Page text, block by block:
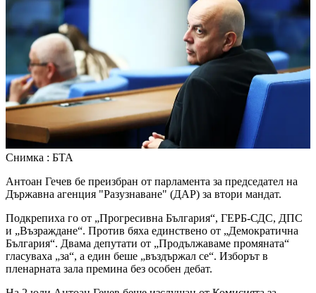
Снимка : БТА
Антоан Гечев бе преизбран от парламента за председател на
Държавна агенция "Разузнаване" (ДАР) за втори мандат.
Подкрепиха го от „Прогресивна България“, ГЕРБ-СДС, ДПС
и „Възраждане“. Против бяха единствено от „Демократична
България“. Двама депутати от „Продължаваме промяната“
гласуваха „за“, а един беше „въздържал се“. Изборът в
пленарната зала премина без особен дебат.